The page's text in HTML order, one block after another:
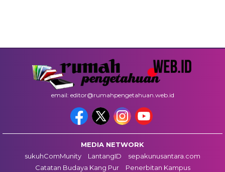
email: editor@rumahpengetahuan.web.id
MEDIA NETWORK
sukuhComMunity
LantangID
sepakunusantara.com
Catatan Budaya Kang Pur
Penerbitan Kampus